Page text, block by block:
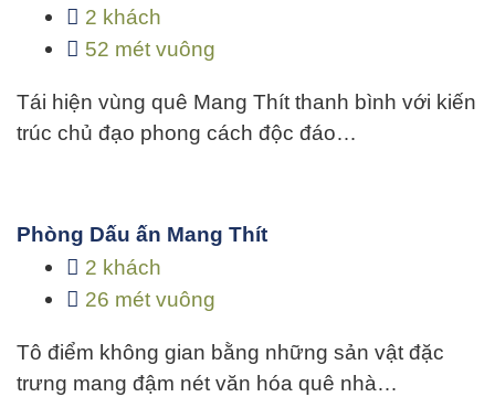
2 khách
52 mét vuông
Tái hiện vùng quê Mang Thít thanh bình với kiến
trúc chủ đạo phong cách độc đáo…
Phòng Dấu ấn Mang Thít
2 khách
26 mét vuông
Tô điểm không gian bằng những sản vật đặc
trưng mang đậm nét văn hóa quê nhà…